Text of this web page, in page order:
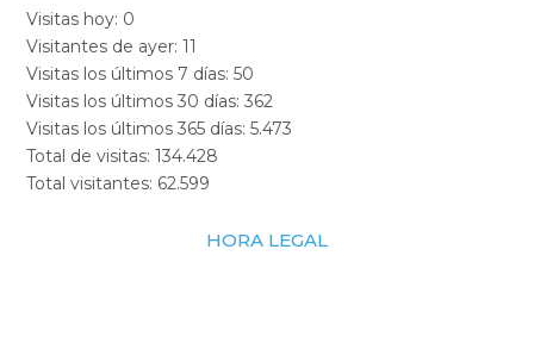
Visitas hoy: 0
Visitantes de ayer:11
Visitas los últimos 7 días:50
Visitas los últimos 30 días:362
Visitas los últimos 365 días:5.473
Total de visitas:134.428
Total visitantes: 62.599
HORA LEGAL